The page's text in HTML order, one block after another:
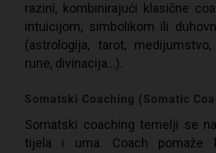
razini, kombinirajući klasične
intuicijom, simbolikom ili
(astrologija, tarot,
rune, divinacija…).
Somatski Coaching (Somatic
Somatski coaching temelji se
tijela i uma. Coach pomaže